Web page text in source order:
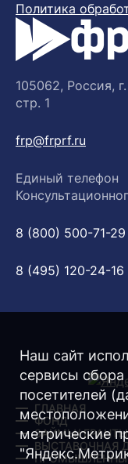
Политика
105062, Россия,
стр. 1
frp@frprf.ru
Единый телефон
8 (800) 500-71-29
8 (495) 120-24-16
ГЛАВНАЯ
ФОНД
ЗАЙМЫ/ ГРАНТЫ
ВЫСТАВОЧНАЯ
Наш сайт
сервисы сбора
посетителей
метрические